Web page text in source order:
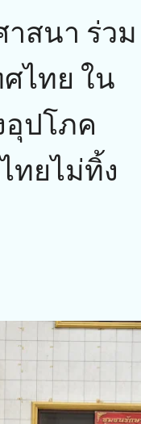
สนา ร่วม
ไทย ใน
ปโภค
ทยไม่ทิ้ง